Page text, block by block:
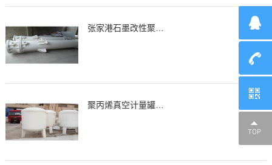
聚丙烯真空计量罐、缓冲罐、高位槽